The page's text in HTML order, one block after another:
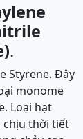
.
Styrene. Đây
monome
Loại hạt
chịu thời tiết